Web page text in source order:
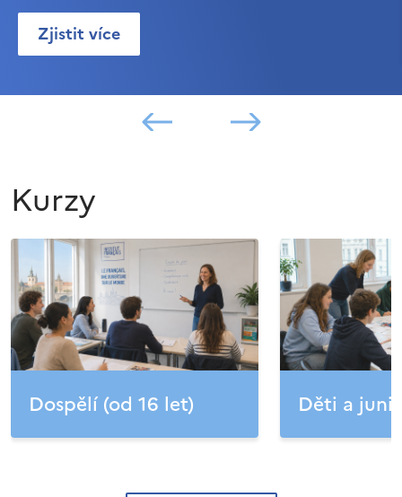
Zjistit více
Kurzy
Dospělí (od 16 let) Děti a